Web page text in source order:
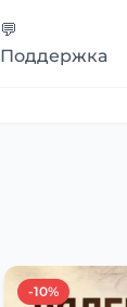
💬
Поддержка
-10%